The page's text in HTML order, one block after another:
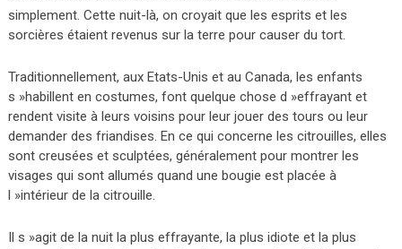
simplement. Cette nuit-là, on croyait que les esprits et les
sorcières étaient revenus sur la terre pour causer du tort.
Traditionnellement, aux Etats-Unis et au Canada, les enfants
s »habillent en costumes, font quelque chose d »effrayant et
rendent visite à leurs voisins pour leur jouer des tours ou leur
demander des friandises. En ce qui concerne les citrouilles, elles
sont creusées et sculptées, généralement pour montrer les
visages qui sont allumés quand une bougie est placée à
l »intérieur de la citrouille.
Il s »agit de la nuit la plus effrayante, la plus idiote et la plus